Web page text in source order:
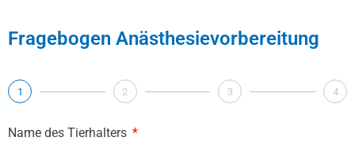
Fragebogen Anästhesievorbereitung
1 2 3 4
Name des Tierhalters